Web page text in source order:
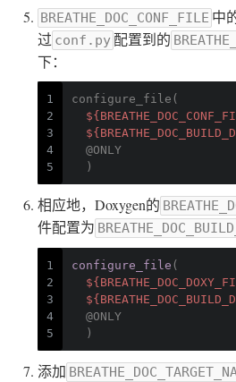
BREATHE_DOC_CONF_FILE 中
过 conf.py 配置到的
下：
1
2
3
4
5
configure_file(
  @ONLY
  )
相应地，Doxygen的
件配置为
1
2
3
4
5
configure_file (
  @ONLY
  )
添加